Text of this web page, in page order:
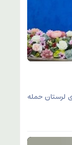
لرستان حمله